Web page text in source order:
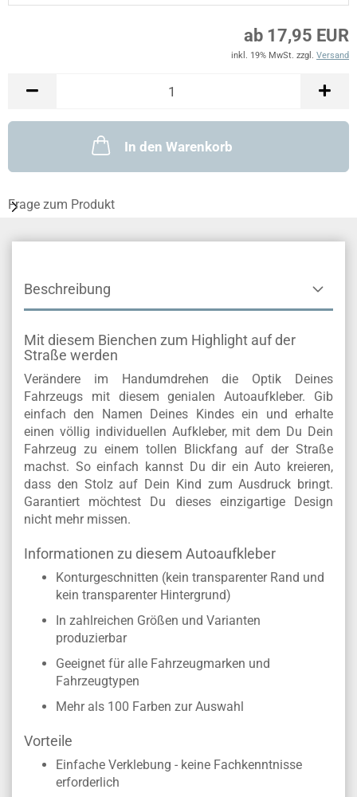
ab 17,95 EUR
inkl. 19% MwSt. zzgl. Versand
In den Warenkorb
Frage zum Produkt
Beschreibung
Mit diesem Bienchen zum Highlight auf der
Straße werden
Verändere im Handumdrehen die Optik Deines
Fahrzeugs mit diesem genialen Autoaufkleber. Gib
einfach den Namen Deines Kindes ein und erhalte
einen völlig individuellen Aufkleber, mit dem Du Dein
Fahrzeug zu einem tollen Blickfang auf der Straße
machst. So einfach kannst Du dir ein Auto kreieren,
dass den Stolz auf Dein Kind zum Ausdruck bringt.
Garantiert möchtest Du dieses einzigartige Design
nicht mehr missen.
Informationen zu diesem Autoaufkleber
Konturgeschnitten (kein transparenter Rand und
kein transparenter Hintergrund)
In zahlreichen Größen und Varianten
produzierbar
Geeignet für alle Fahrzeugmarken und
Fahrzeugtypen
Mehr als 100 Farben zur Auswahl
Vorteile
Einfache Verklebung - keine Fachkenntnisse
erforderlich